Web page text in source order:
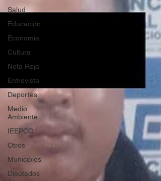
Salud
Educación
Economía
Cultura
Nota Roja
Entrevista
Deportes
Medio
Ambiente
IEEPCO
Otros
Municipios
Diputados